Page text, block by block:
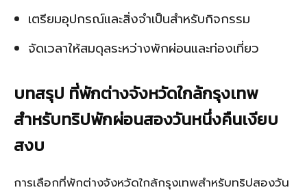
เตรียมอุปกรณ์และสิ่งจำเป็นสำหรับกิจกรรม
จัดเวลาให้สมดุลระหว่างพักผ่อนและท่องเที่ยว
บทสรุป ที่พักต่างจังหวัดใกล้กรุงเทพ
สำหรับทริปพักผ่อนสองวันหนึ่งคืนเงียบ
สงบ
การเลือกที่พักต่างจังหวัดใกล้กรุงเทพสำหรับทริปสองวัน